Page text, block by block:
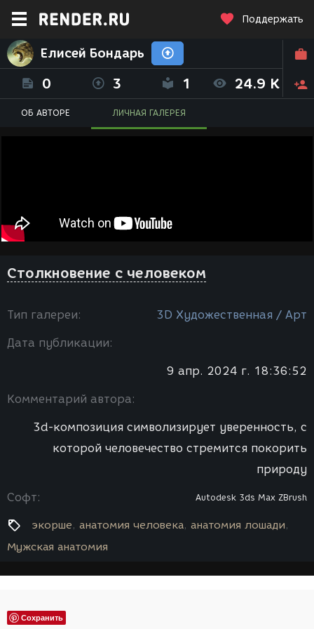
Поддержать
Елисей Бондарь
0 3 1 24.9 K
ОБ АВТОРЕ ЛИЧНАЯ ГАЛЕРЕЯ
Столкновение с человеком
Тип галереи: 3D Художественная / Арт
Дата публикации:
9 апр. 2024 г. 18:36:52
Комментарий автора:
3d-композиция символизирует уверенность, с
которой человечество стремится покорить
природу
Софт: Autodesk 3ds Max ZBrush
экорше анатомия человека анатомия лошади
Мужская анатомия
Сохранить